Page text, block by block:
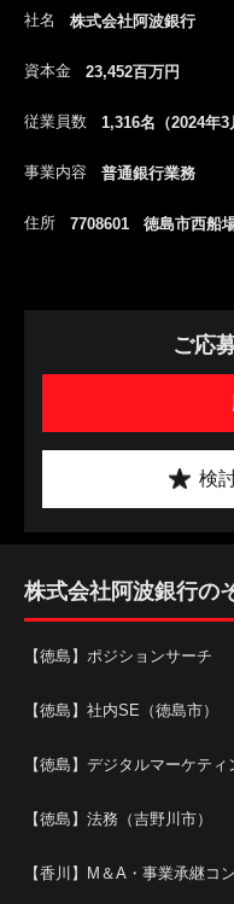
社名 株式会社阿波銀行
資本金 23,452百万円
従業員数 1,316名（2024年3
事業内容 普通銀行業務
住所 7708601 徳島市西船
ご応
検
株式会社阿波銀行の
【徳島】ポジションサーチ
【徳島】社内SE（徳島市）
【徳島】デジタルマーケティ
【徳島】法務（吉野川市）
【香川】M＆A・事業承継